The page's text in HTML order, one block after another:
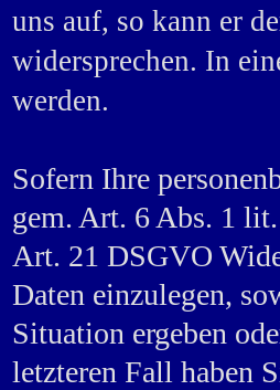
uns auf, so kann er
widersprechen. In
werden.
Sofern Ihre
gem. Art. 6 Abs. 1
Art. 21 DSGVO
Daten einzulegen,
Situation ergeben
letzteren Fall haben